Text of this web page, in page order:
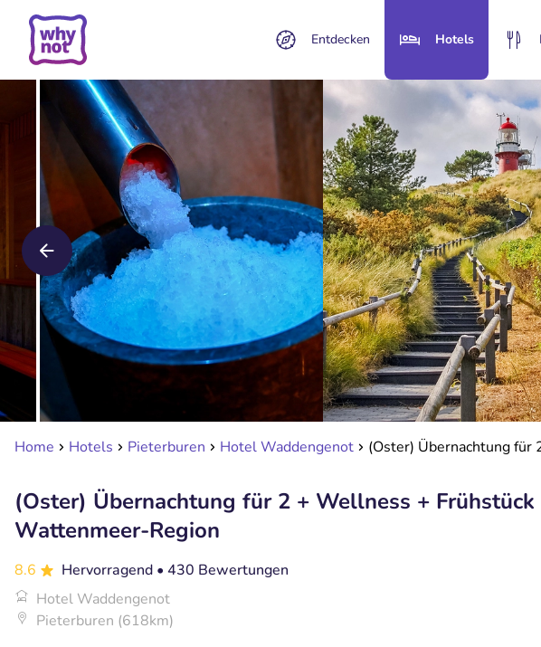
Entdecken Hotels
Home Hotels Pieterburen Hotel Waddengenot (Oster) Übernachtung
(Oster) Übernachtung für 2 + Wellness +
Wattenmeer-Region
8.6 Hervorragend • 430 Bewertungen
Hotel Waddengenot
Pieterburen (618km)